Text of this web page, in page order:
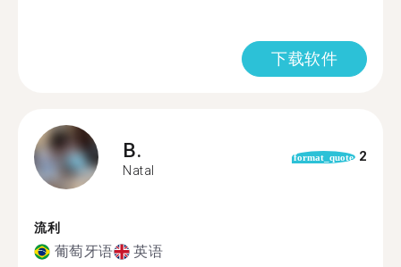
下载软件
B.
Natal
format_quote 2
流利
葡萄牙语 英语